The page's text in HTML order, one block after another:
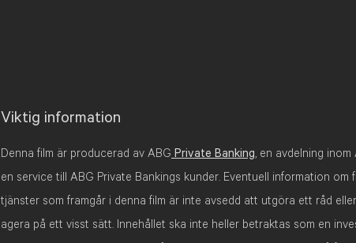
Viktig information
Denna film är producerad av ABG Private Banking, en avdelning inom
en service till ABG Private Bankings kunder. Eventuell information
tjänster som framgår i denna film är inte avsedd att utgöra ett råd
agera på ett visst sätt. Innehållet ska inte heller betraktas som en